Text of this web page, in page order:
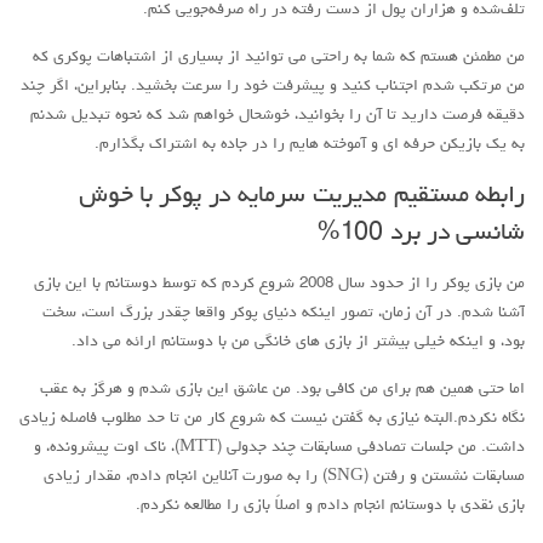
تلف‌شده و هزاران پول از دست رفته در راه صرفه‌جویی کنم.
من مطمئن هستم که شما به راحتی می توانید از بسیاری از اشتباهات پوکری که
من مرتکب شدم اجتناب کنید و پیشرفت خود را سرعت بخشید. بنابراین، اگر چند
دقیقه فرصت دارید تا آن را بخوانید، خوشحال خواهم شد که نحوه تبدیل شدنم
به یک بازیکن حرفه ای و آموخته هایم را در جاده به اشتراک بگذارم.
رابطه مستقیم مدیریت سرمایه در پوکر با خوش
شانسی در برد 100%
من بازی پوکر را از حدود سال 2008 شروع کردم که توسط دوستانم با این بازی
آشنا شدم. در آن زمان، تصور اینکه دنیای پوکر واقعا چقدر بزرگ است، سخت
بود، و اینکه خیلی بیشتر از بازی های خانگی من با دوستانم ارائه می داد.
اما حتی همین هم برای من کافی بود. من عاشق این بازی شدم و هرگز به عقب
نگاه نکردم.البته نیازی به گفتن نیست که شروع کار من تا حد مطلوب فاصله زیادی
داشت. من جلسات تصادفی مسابقات چند جدولی (MTT)، ناک اوت پیشرونده، و
مسابقات نشستن و رفتن (SNG) را به صورت آنلاین انجام دادم، مقدار زیادی
بازی نقدی با دوستانم انجام دادم و اصلاً بازی را مطالعه نکردم.